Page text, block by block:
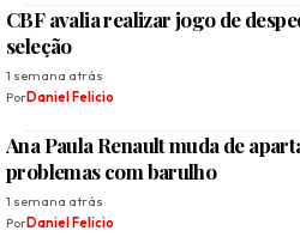
CBF avalia realizar jogo de
seleção
1 semana atrás
PorDaniel Felicio
Ana Paula Renault muda de
problemas com barulho
1 semana atrás
PorDaniel Felicio